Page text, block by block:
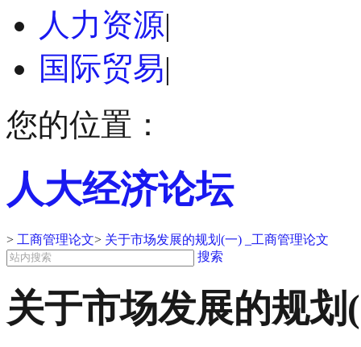
人力资源|
国际贸易|
您的位置：
人大经济论坛
> 工商管理论文> 关于市场发展的规划(一) _工商管理论文
搜索
关于市场发展的规